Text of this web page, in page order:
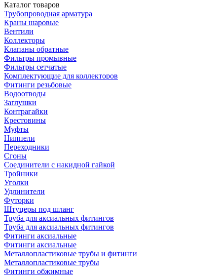
Каталог товаров
Трубопроводная арматура
Краны шаровые
Вентили
Коллекторы
Клапаны обратные
Фильтры промывные
Фильтры сетчатые
Комплектующие для коллекторов
Фитинги резьбовые
Водоотводы
Заглушки
Контрагайки
Крестовины
Муфты
Ниппели
Переходники
Сгоны
Соединители с накидной гайкой
Тройники
Уголки
Удлинители
Футорки
Штуцеры под шланг
Труба для аксиальных фитингов
Труба для аксиальных фитингов
Фитинги аксиальные
Фитинги аксиальные
Металлопластиковые трубы и фитинги
Металлопластиковые трубы
Фитинги обжимные